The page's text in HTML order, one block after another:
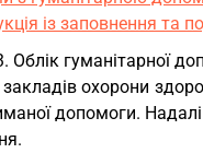
із заповнення та
гуманітарної
охорони
допомоги.